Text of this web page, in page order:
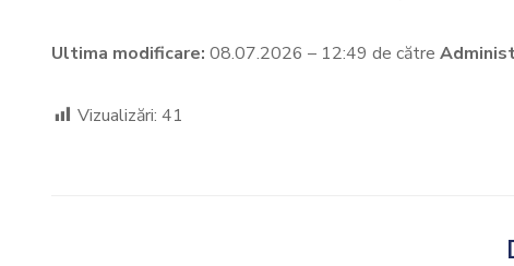
Ultima modificare: 08.07.2026 – 12:49 de către
Vizualizări: 41